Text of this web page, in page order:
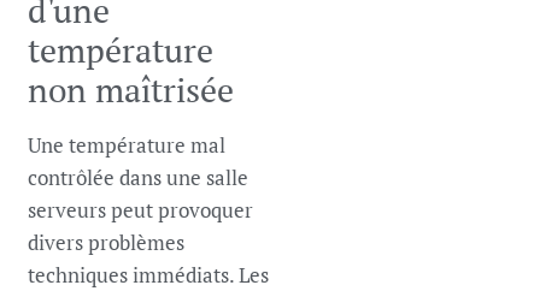
d'une
température
non maîtrisée
Une température mal
contrôlée dans une salle
serveurs peut provoquer
divers problèmes
techniques immédiats. Les